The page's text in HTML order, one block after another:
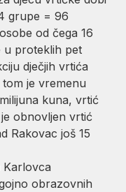
grupe = 96
od čega 16
u proteklih pet
dječjih vrtića
je vremenu
kuna, vrtić
obnovljen vrtić
Rakovac još 15
Karlovca
obrazovnih